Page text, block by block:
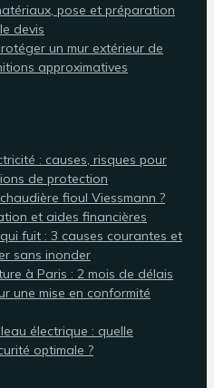
pose et préparation
devis
un mur extérieur de
approximatives
: causes, risques pour
de protection
fioul Viessmann ?
et aides financières
fuit : 3 causes courantes et
sans inonder
à Paris : 2 mois de délais
une mise en conformité
électrique : quelle
optimale ?